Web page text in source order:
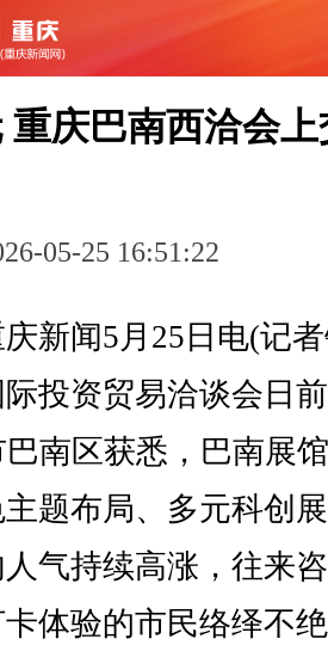
重庆巴南西洽会
05-25 16:51:22
闻5月25日电(记者
投资贸易洽谈会日
南区获悉，巴南展
题布局、多元科创
气持续高涨，往来
体验的市民络绎不